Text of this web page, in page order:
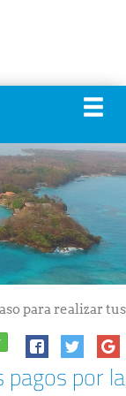
para realizar tus
pagos por la